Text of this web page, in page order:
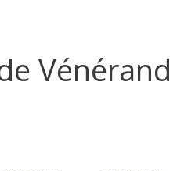
Vénérand